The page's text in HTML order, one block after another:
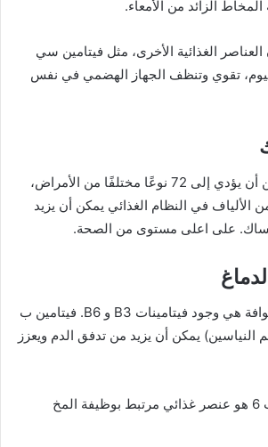
المخاط الزائد من الأمعاء.
الغذائية الأخرى، مثل فيتامين سي
تقوي وتنظف الجهاز الهضمي في نفس
يقال إن الإمساك يمكن أن يؤدي إلى 72 نوعًا مختلفًا من الأمراض،
الألياف في النظام الغذائي يمكن أن يزيد
على اعلى مستوى من الصحة.
فائدة كبيرة أخرى للجوافة هي وجود فيتامينات B3 و B6. فيتامين ب
النياسين) يمكن أن يزيد من تدفق الدم ويعزز
في حين أن فيتامين ب 6 هو عنصر غذائي مرتبط بوظيفة المخ